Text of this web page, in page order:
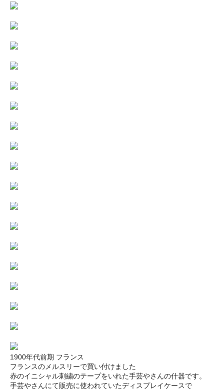
1900年代前期 フランス
フランスのメルスリーで買い付けました
赤のイニシャル刺繍のテープをいれた手芸やさんの什器です。
手芸やさんにて販売に使われていたディスプレイケースで